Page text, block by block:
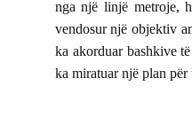
nga një linjë metroje,
vendosur një objektiv
ka akorduar bashkive
ka miratuar një plan